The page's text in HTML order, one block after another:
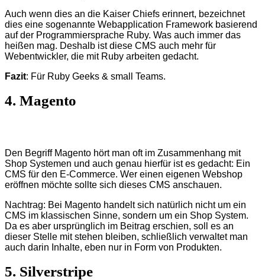
Auch wenn dies an die Kaiser Chiefs erinnert, bezeichnet
dies eine sogenannte Webapplication Framework basierend
auf der Programmiersprache Ruby. Was auch immer das
heißen mag. Deshalb ist diese CMS auch mehr für
Webentwickler, die mit Ruby arbeiten gedacht.
Fazit: Für Ruby Geeks & small Teams.
4. Magento
Den Begriff Magento hört man oft im Zusammenhang mit
Shop Systemen und auch genau hierfür ist es gedacht: Ein
CMS für den E-Commerce. Wer einen eigenen Webshop
eröffnen möchte sollte sich dieses CMS anschauen.
Nachtrag: Bei Magento handelt sich natürlich nicht um ein
CMS im klassischen Sinne, sondern um ein Shop System.
Da es aber ursprünglich im Beitrag erschien, soll es an
dieser Stelle mit stehen bleiben, schließlich verwaltet man
auch darin Inhalte, eben nur in Form von Produkten.
5. Silverstripe